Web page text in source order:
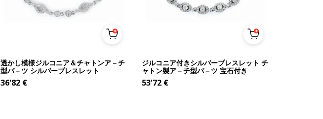
透かし模様ジルコニア＆チャトンア－チ
型パ－ツ シルバーブレスレット
36'82€
ジルコニア付きシルバーブレスレット チ
ャトン製ア－チ型パ－ツ 宝石付き
53'72 €